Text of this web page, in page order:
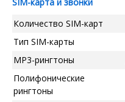
Количество SIM-карт
Тип SIM-карты
MP3-рингтоны
Полифонические
рингтоны